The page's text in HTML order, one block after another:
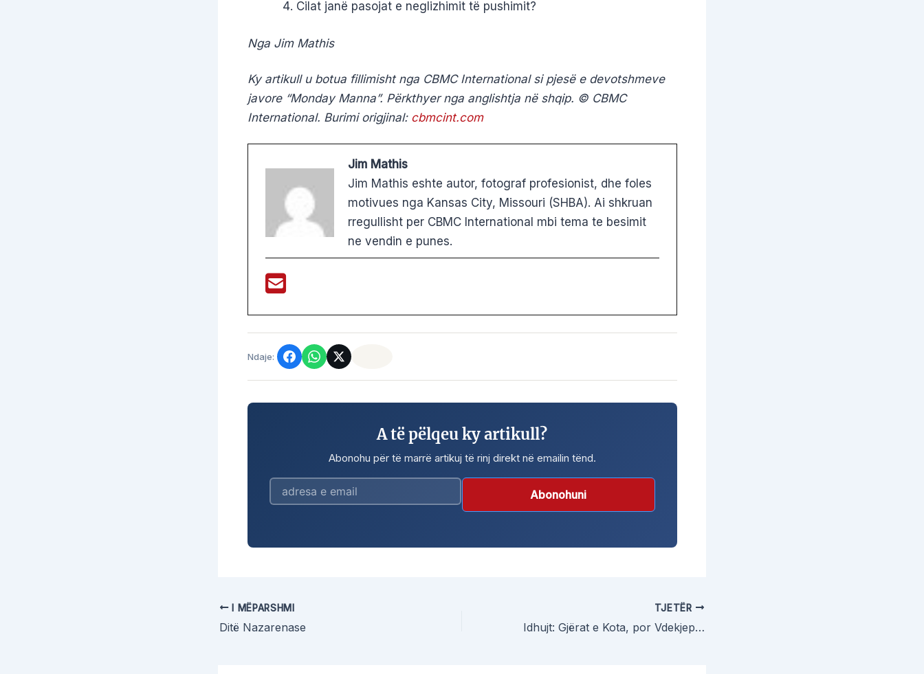
Cilat janë pasojat e neglizhimit të pushimit?
Nga Jim Mathis
Ky artikull u botua fillimisht nga CBMC International si pjesë e devotshmeve
javore “Monday Manna”. Përkthyer nga anglishtja në shqip. © CBMC
International. Burimi origjinal: cbmcint.com
Jim Mathis
Jim Mathis eshte autor, fotograf profesionist, dhe foles
motivues nga Kansas City, Missouri (SHBA). Ai shkruan
rregullisht per CBMC International mbi tema te besimit
ne vendin e punes.
Ndaje:
A të pëlqeu ky artikull?
Abonohu për të marrë artikuj të rinj direkt në emailin tënd.
Abonohuni
I MËPARSHMI
Ditë Nazarenase
TJETËR
Idhujt: Gjërat e Kota, por Vdekjeprurëse